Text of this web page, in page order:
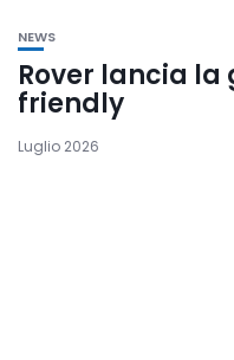
NEWS
Rover lancia
friendly
Luglio 2026